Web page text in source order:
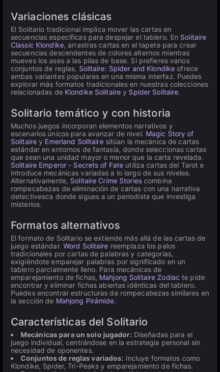
Variaciones clásicas
El Solitario tradicional implica mover las cartas en
secuencias específicas para despejar el tablero. En Solitaire
Classic Klondike, arrastras cartas en el tapete para crear
secuencias descendentes de colores alternos mientras
mueves los ases a las pilas de base. Si prefieres varios
conjuntos de reglas, Solitaire: Spider and Klondike ofrece
ambas variantes populares en una misma interfaz. Puedes
explorar más formatos tradicionales en nuestras colecciones
relacionadas de Klondike Solitaire y Spider Solitaire.
Solitario temático y con historia
Muchos juegos incorporan elementos narrativos y
escenarios únicos para avanzar de nivel. Magic Story of
Solitaire y Emerland Solitairesitúan la mecánica de cartas
estándar en entornos de fantasía, donde seleccionas cartas
que sean una unidad mayor o menor que la carta revelada.
Solitaire Emperor - Secrets of Fate utiliza cartas del Tarot e
introduce mecánicas variadas a lo largo de sus niveles.
Alternativamente, Solitaire Crime Storiescombina
rompecabezas de eliminación de cartas con una narrativa
detectivesca donde sigues a un periodista que investiga
misterios.
Formatos alternativos
El formato de Solitario se extiende más allá de las cartas de
juego estándar. Word Solitaire reemplaza los palos
tradicionales por cartas de palabras y categorías,
exigiéndote emparejar palabras por significado en un
tablero parcialmente lleno. Para mecánicas de
emparejamiento de fichas, Mahjong Solitaire Zodiac te pide
encontrar y eliminar fichas abiertas idénticas del tablero.
Puedes encontrar estructuras de rompecabezas similares en
la sección de Mahjong Pirámide.
Características del Solitario
Mecánicas para un solo jugador: Diseñadas para el
juego individual, centrándose en la estrategia personal sin
necesidad de oponentes.
Conjuntos de reglas variados: Incluye formatos como
Klondike, Spider, Tri-Peaks y emparejamiento de fichas.